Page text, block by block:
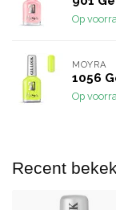
Op
MOYRA
1056
Op
Recent